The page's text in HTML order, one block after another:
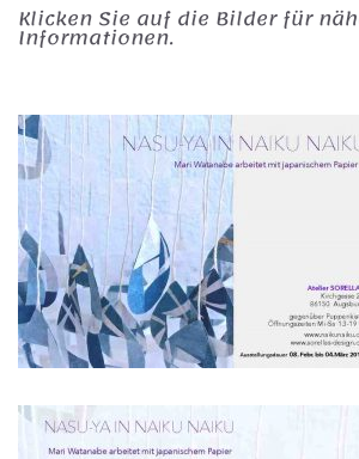
Klicken Sie auf die Bilder für
Informationen.